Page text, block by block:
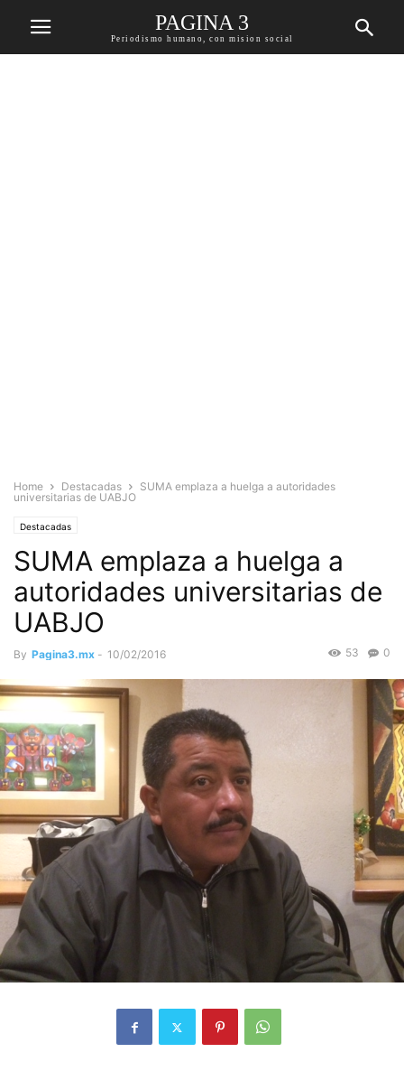
PAGINA 3
Periodismo humano, con mision social
Home Destacadas
SUMA emplaza a huelga a autoridades
universitarias de UABJO
Destacadas
SUMA emplaza a huelga a
autoridades universitarias de
UABJO
By Pagina3.mx - 10/02/2016 0
53